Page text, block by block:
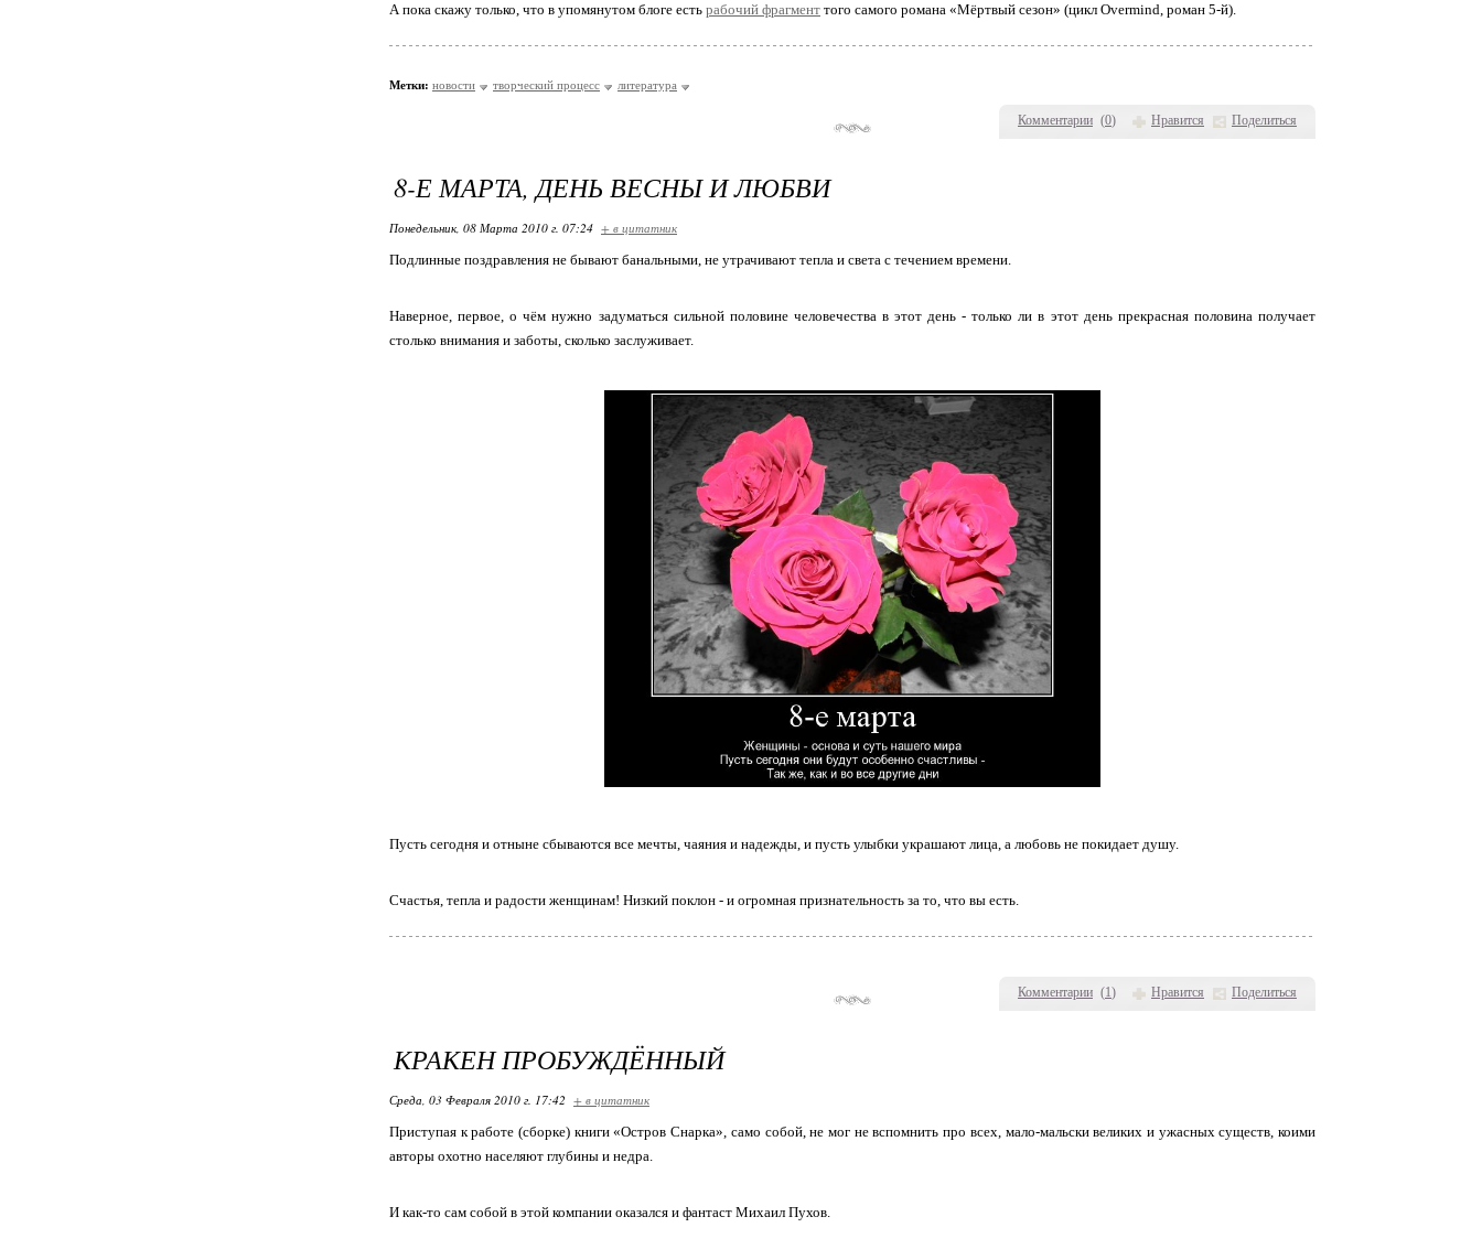
Комментарии (0) Нравится Поделиться
А пока скажу только, что в упомянутом блоге есть рабочий фрагмент того самого романа «Мёртвый сезон» (цикл Overmind, роман 5-й).
Метки: новости творческий процесс литература
Комментарии (1) Нравится Поделиться
8-Е МАРТА, ДЕНЬ ВЕСНЫ И ЛЮБВИ
Понедельник, 08 Марта 2010 г. 07:24 + в цитатник
Подлинные поздравления не бывают банальными, не утрачивают тепла и света с течением времени.
Наверное, первое, о чём нужно задуматься сильной половине человечества в этот день - только ли в этот день прекрасная половина получает
столько внимания и заботы, сколько заслуживает.
Пусть сегодня и отныне сбываются все мечты, чаяния и надежды, и пусть улыбки украшают лица, а любовь не покидает душу.
Счастья, тепла и радости женщинам! Низкий поклон - и огромная признательность за то, что вы есть.
КРАКЕН ПРОБУЖДЁННЫЙ
Среда, 03 Февраля 2010 г. 17:42 + в цитатник
Приступая к работе (сборке) книги «Остров Снарка», само собой, не мог не вспомнить про всех, мало-мальски великих и ужасных существ, коими
авторы охотно населяют глубины и недра.
И как-то сам собой в этой компании оказался и фантаст Михаил Пухов.